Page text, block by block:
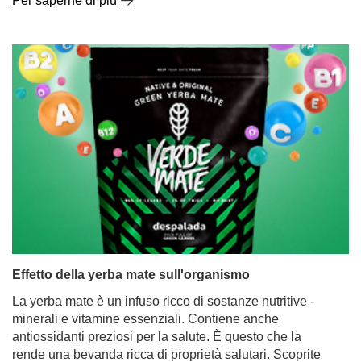
Effetto della yerba mate sull'organismo
La yerba mate è un infuso ricco di sostanze nutritive -
minerali e vitamine essenziali. Contiene anche
antiossidanti preziosi per la salute. È questo che la
rende una bevanda ricca di proprietà salutari. Scoprite